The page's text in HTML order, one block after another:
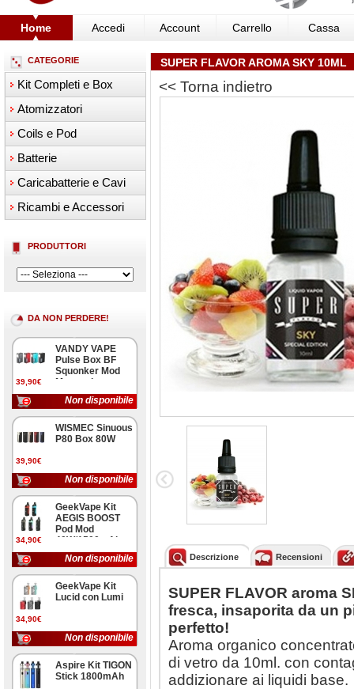
Home Accedi Account Carrello Cassa
CATEGORIE
Kit Completi e Box
Atomizzatori
Coils e Pod
Batterie
Caricabatterie e Cavi
Ricambi e Accessori
PRODUTTORI
DA NON PERDERE!
39,90€
VANDY VAPE
Pulse Box BF
Squonker Mod
Meccanica
Non disponibile
39,90€
WISMEC Sinuous
P80 Box 80W
Non disponibile
34,90€
GeekVape Kit
AEGIS BOOST
Pod Mod
40W/1500mAh
Non disponibile
34,90€
GeekVape Kit
Lucid con Lumi
Non disponibile
Aspire Kit TIGON
Stick 1800mAh
SUPER FLAVOR AROMA SKY 10ML
<< Torna indietro
Descrizione Recensioni
SUPER FLAVOR aroma
fresca, insaporita da un
perfetto!
Aroma organico
di vetro da 10ml. con
addizionare ai liquidi base.